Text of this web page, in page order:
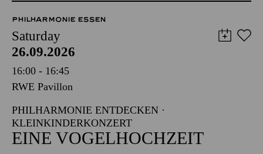
PHILHARMONIE ESSEN
Saturday
26.09.2026
16:00 - 16:45
RWE Pavillon
PHILHARMONIE ENTDECKEN ·
KLEINKINDERKONZERT
EINE VOGELHOCHZEIT